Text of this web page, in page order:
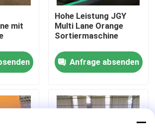
uns in Verbindung
der Daten
mit
Hohe Leistung JGY
Multi Lane Orange
Sortiermaschine
Anfrage absenden